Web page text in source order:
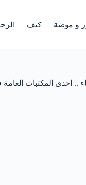
و موضة كيف
.. احدى المكتبات العامة